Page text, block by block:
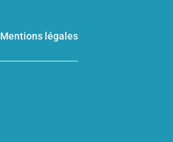
Mentions légales